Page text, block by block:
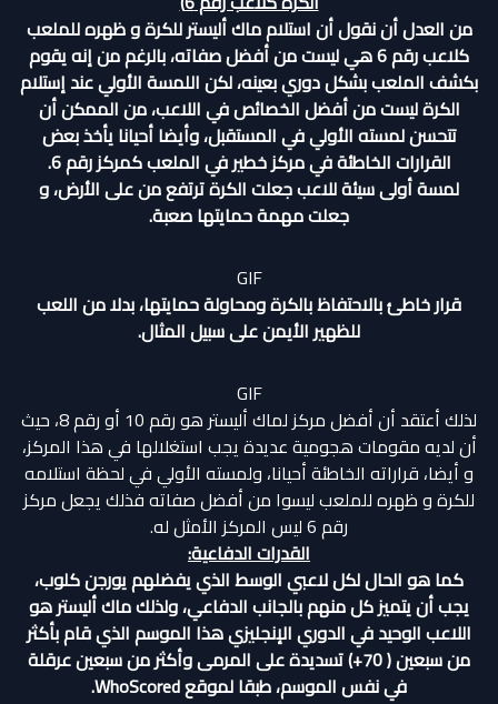
من العدل أن نقول أن استلام ماك أليستر للكرة و ظهره للملعب
كلاعب رقم 6 هي ليست من أفضل صفاته، بالرغم من إنه يقوم
بكشف الملعب بشكل دوري بعينه، لكن اللمسة الأولي عند إستلام
الكرة ليست من أفضل الخصائص في اللاعب، من الممكن أن
تتحسن لمسته الأولي في المستقبل، وأيضا أحيانا يأخذ بعض
القرارات الخاطئة في مركز خطير في الملعب كمركز رقم 6.
لمسة أولى سيئة للاعب جعلت الكرة ترتفع من على الأرض، و
جعلت مهمة حمايتها صعبة.
GIF
قرار خاطئ بالاحتفاظ بالكرة ومحاولة حمايتها، بدلا من اللعب
للظهير الأيمن على سبيل المثال.
GIF
لذلك أعتقد أن أفضل مركز لماك أليستر هو رقم 10 أو رقم 8، حيث
أن لديه مقومات هجومية عديدة يجب استغلالها في هذا المركز،
و أيضا، قراراته الخاطئة أحيانا، ولمسته الأولي في لحظة استلامه
للكرة و ظهره للملعب ليسوا من أفضل صفاته فذلك يجعل مركز
رقم 6 ليس المركز الأمثل له.
القدرات الدفاعية:
كما هو الحال لكل لاعبي الوسط الذي يفضلهم يورجن كلوب،
يجب أن يتميز كل منهم بالجانب الدفاعي، ولذلك ماك أليستر هو
اللاعب الوحيد في الدوري الإنجليزي هذا الموسم الذي قام بأكثر
من سبعين ( 70+) تسديدة على المرمى وأكثر من سبعين عرقلة
في نفس الموسم، طبقا لموقع WhoScored.